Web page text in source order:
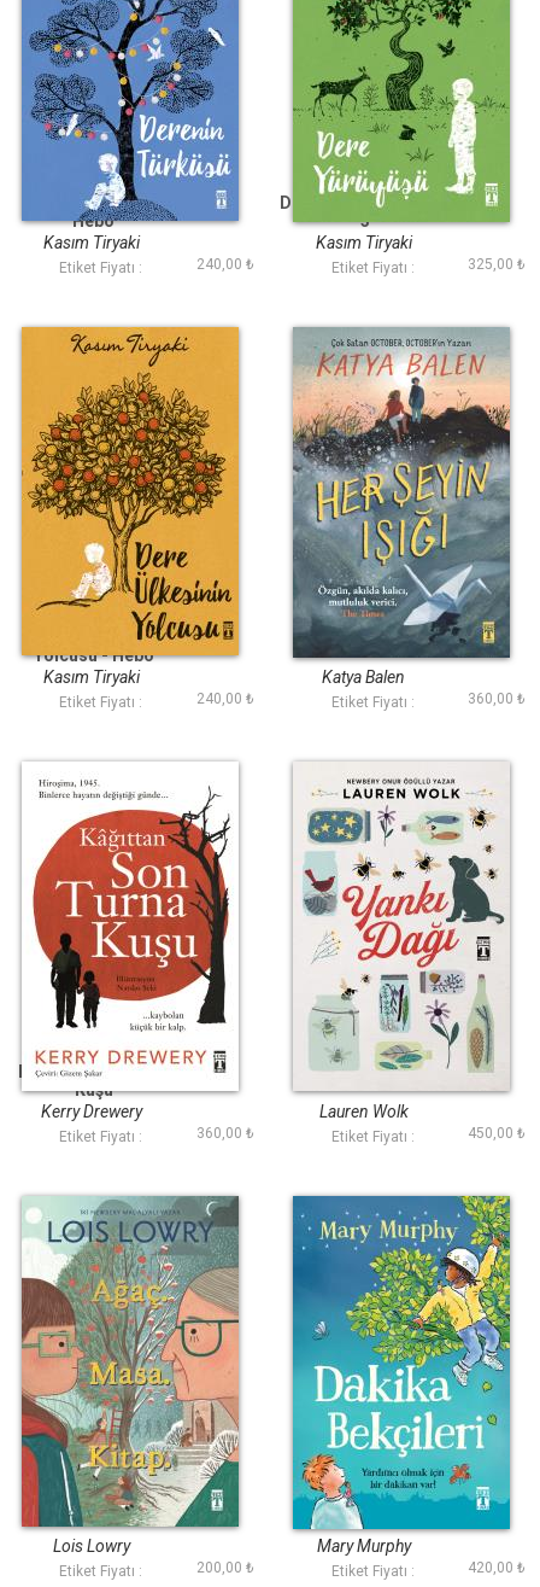
Derenin Türküsü -
Hebo
Kasım Tiryaki
Etiket Fiyatı : 240,00 ₺
Dere Yürüyüşü - Hebo
3
Kasım Tiryaki
Etiket Fiyatı : 325,00 ₺
Dere Ülkesinin
Yolcusu - Hebo
Kasım Tiryaki
Etiket Fiyatı : 240,00 ₺
Her Şeyin Işığı
Katya Balen
Etiket Fiyatı : 360,00 ₺
Kağıttan Son Turna
Kuşu
Kerry Drewery
Etiket Fiyatı : 360,00 ₺
Yankı Dağı
Lauren Wolk
Etiket Fiyatı : 450,00 ₺
Ağaç Masa Kitap
Lois Lowry
Etiket Fiyatı : 200,00 ₺
Dakika Bekçileri
Mary Murphy
Etiket Fiyatı : 420,00 ₺